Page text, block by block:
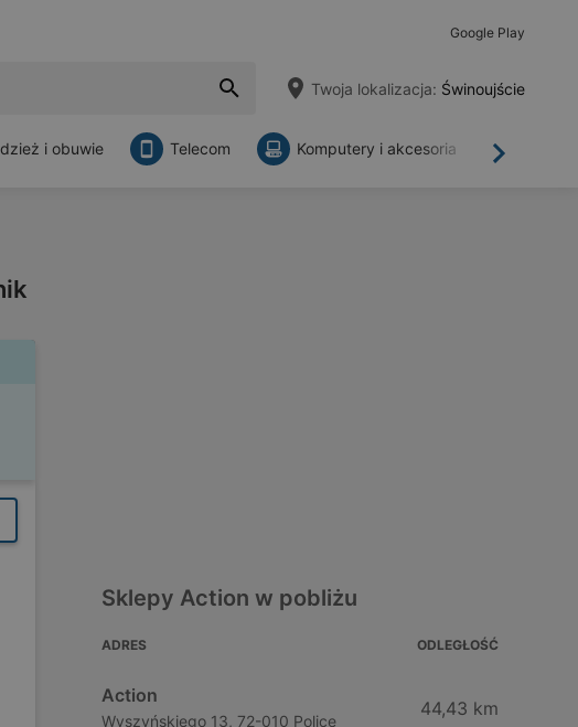
Google Play
Twoja lokalizacja: Świnoujście
Dalej
i obuwie Telecom Komputery i akcesoria
Sklepy Action w pobliżu
ADRES ODLEGŁOŚĆ
Action
Wyszyńskiego 13, 72-010 Police
44,43 km